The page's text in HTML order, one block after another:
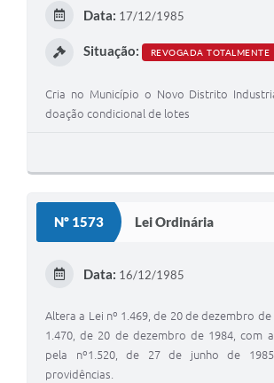
Data: 17/12/1985
Situação: REVOGADA TOTALMENTE
Cria no Município o Novo Distrito
doação condicional de lotes
Nº 1573 Lei Ordinária
Data: 16/12/1985
Altera a Lei nº 1.469, de 20 de dezembro de
1.470, de 20 de dezembro de 1984, com
pela nº1.520, de 27 de junho de
providências.